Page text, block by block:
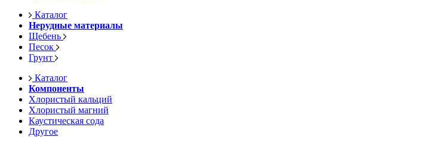
Каталог
Нерудные материалы
Щебень
Песок
Грунт
Каталог
Компоненты
Хлористый кальций
Хлористый магний
Каустическая сода
Другое